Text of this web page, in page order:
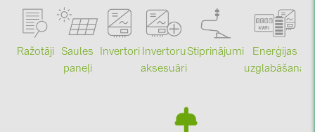
SOLAR-PLANIT
Ražotāji
Saules
paneļi
Invertori Invertoru
aksesuāri
Stiprinājumi
Enerģijas
uzglabāšana